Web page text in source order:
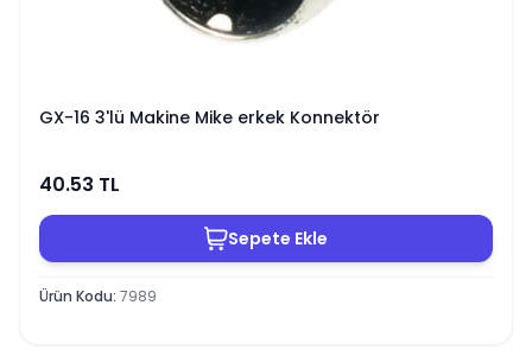
GX-16 3'lü Makine Mike erkek Konnektör
40.53 TL
Sepete Ekle
Ürün Kodu: 7989